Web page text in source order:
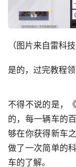
（图片来自雷科技
是的，过完教程
不得不说的是，
的，每一辆车的
够在你获得新车
做了一次简单的
车的了解。